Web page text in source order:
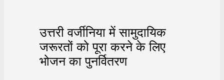
उत्तरी वर्जीनिया में सामुदायिक
जरूरतों को पूरा करने के लिए
भोजन का पुनर्वितरण